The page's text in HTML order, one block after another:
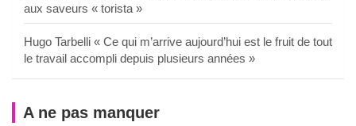
aux saveurs « torista »
Hugo Tarbelli « Ce qui m’arrive aujourd’hui est le fruit de tout
le travail accompli depuis plusieurs années »
A ne pas manquer